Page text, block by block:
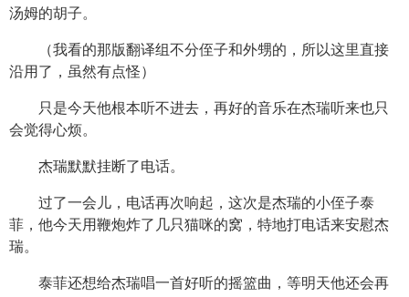
汤姆的胡子。
（我看的那版翻译组不分侄子和外甥的，所以这里直接
沿用了，虽然有点怪）
只是今天他根本听不进去，再好的音乐在杰瑞听来也只
会觉得心烦。
杰瑞默默挂断了电话。
过了一会儿，电话再次响起，这次是杰瑞的小侄子泰
菲，他今天用鞭炮炸了几只猫咪的窝，特地打电话来安慰杰
瑞。
泰菲还想给杰瑞唱一首好听的摇篮曲，等明天他还会再